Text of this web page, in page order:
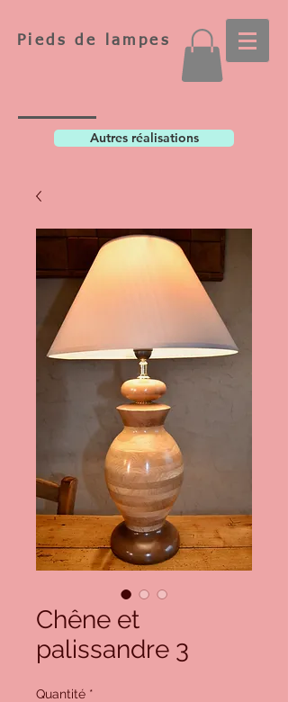
Pieds de lampes
Autres réalisations
Chêne et
palissandre 3
Quantité *